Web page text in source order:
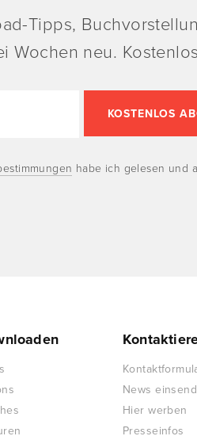
Tipps,
Wochen neu.
habe ich gelesen und
News
Hier werben
Presseinfos